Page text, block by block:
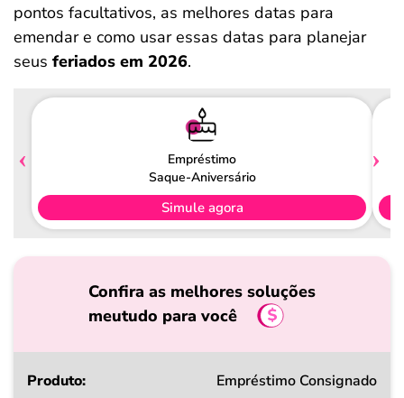
pontos facultativos, as melhores datas para
emendar e como usar essas datas para planejar
seus feriados em 2026.
Empréstimo
Saque-Aniversário
Simule agora
Confira as melhores soluções
meutudo para você
Produto
Empréstimo Consignado